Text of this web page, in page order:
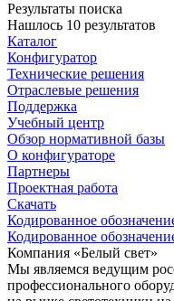
Результаты поиска
Нашлось 10 результатов
Каталог
Конфигуратор
Технические решения
Отраслевые решения
Поддержка
Учебный центр
Обзор нормативной базы
О конфигураторе
Партнеры
Проектная работа
Скачать
Кодированное
Кодированное
Компания «Белый свет»
Мы являемся ведущим
профессионального